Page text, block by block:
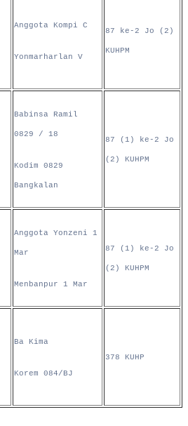
Anggota Kompi C
Yonmarharlan V
87 ke-2 Jo (2)
KUHPM
Babinsa Ramil
0829 / 18
Kodim 0829
Bangkalan
87 (1) ke-2 Jo
(2) KUHPM
Anggota Yonzeni 1
Mar
Menbanpur 1 Mar
87 (1) ke-2 Jo
(2) KUHPM
Ba Kima
Korem 084/BJ
378 KUHP